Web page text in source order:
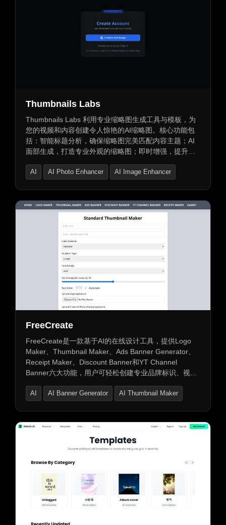
Thumbnails Labs
Thumbnails Labs 利用专业缩略图生成工具与模板，为
您的视频和内容创建令人惊艳的AI缩略图。核心功能包
括：智能标题分析，确保缩略图完美匹配内容主题；AI
面部生成，打造专业外观的缩略图；即时增强，提升参
TikTok等生成优化的缩略图。
AI AI Photo Enhancer AI Image Enhancer
FreeCreate
FreeCreate是一款基于AI的在线设计工具，提供Logo
Maker、Thumbnail Maker、Ads Banner Generator、
Receipt Maker、Discount Banner和YT Channel
Banner六大功能，用户可轻松创建专业品牌标识、视频
幅，无需设计技能。同时，Online Game Play工具提供
AI AI Banner Generator AI Thumbnail Maker